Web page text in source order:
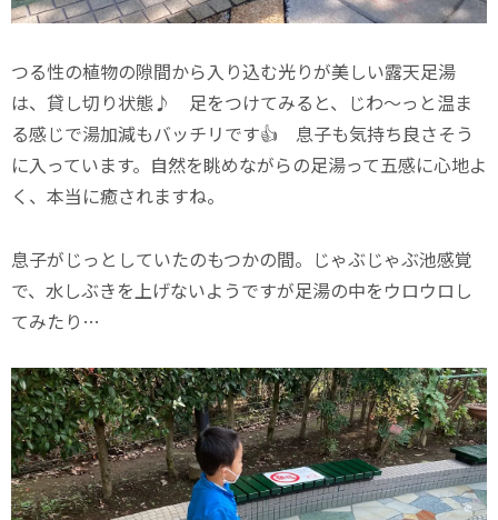
つる性の植物の隙間から入り込む光りが美しい露天足湯
は、貸し切り状態♪ 足をつけてみると、じわ～っと温ま
る感じで湯加減もバッチリです👍 息子も気持ち良さそう
に入っています。自然を眺めながらの足湯って五感に心地よ
く、本当に癒されますね。
息子がじっとしていたのもつかの間。じゃぶじゃぶ池感覚
で、水しぶきを上げないようですが足湯の中をウロウロし
てみたり…